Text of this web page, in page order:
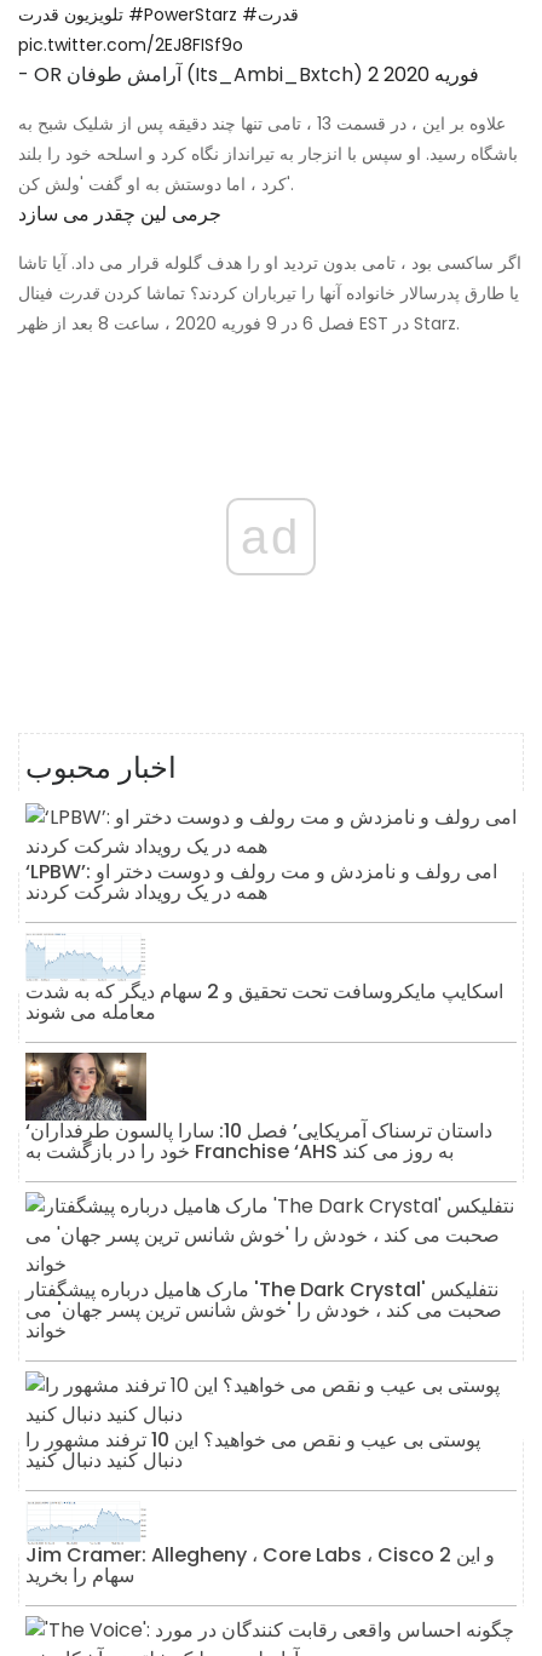
تلویزیون قدرت #PowerStarz
#قدرت
pic.twitter.com/2EJ8FISf9o
- OR آرامش طوفان (Its_Ambi_Bxtch) 2 فوریه 2020
علاوه بر این ، در قسمت 13 ، تامی تنها چند دقیقه پس از شلیک شبح به
باشگاه رسید. او سپس با انزجار به تیرانداز نگاه کرد و اسلحه خود را بلند
کرد ، اما دوستش به او گفت 'ولش کن'.
جرمی لین چقدر می سازد
اگر ساکسی بود ، تامی بدون تردید او را هدف گلوله قرار می داد. آیا تاشا
یا طارق پدرسالار خانواده آنها را تیرباران کردند؟ تماشا کردن قدرت فینال
فصل 6 در 9 فوریه 2020 ، ساعت 8 بعد از ظهر EST در Starz.
ad
اخبار محبوب
‘LPBW’: امی رولف و نامزدش و مت رولف و دوست دختر او
همه در یک رویداد شرکت کردند
اسکایپ مایکروسافت تحت تحقیق و 2 سهام دیگر که به شدت
معامله می شوند
‘داستان ترسناک آمریکایی’ فصل 10: سارا پالسون طرفداران
خود را در بازگشت به Franchise ‘AHS به روز می کند
مارک هامیل درباره پیشگفتار 'The Dark Crystal' نتفلیکس
صحبت می کند ، خودش را 'خوش شانس ترین پسر جهان' می
خواند
پوستی بی عیب و نقص می خواهید؟ این 10 ترفند مشهور را
دنبال کنید دنبال کنید
Jim Cramer: Allegheny ، Core Labs ، Cisco و این 2
سهام را بخرید